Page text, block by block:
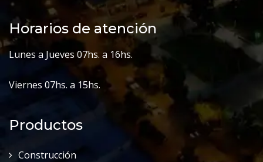
Horarios de atención
Lunes a Jueves 07hs. a 16hs.
Viernes 07hs. a 15hs.
Productos
Construcción